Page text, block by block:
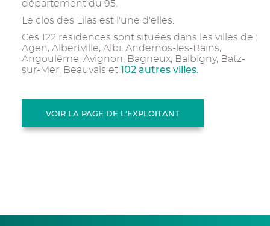
département du 95.
Le clos des Lilas est l'une d'elles.
Ces 122 résidences sont situées dans les villes de :
Agen, Albertville, Albi, Andernos-les-Bains,
Angoulême, Avignon, Bagneux, Balbigny, Batz-
sur-Mer, Beauvais et 102 autres villes
VOIR LA PAGE DE L'EXPLOITANT